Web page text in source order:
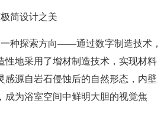
简设计之美
种探索方向——通过数字制造技术，
性地采用了增材制造技术，实现材料
感源自岩石侵蚀后的自然形态，内壁
成为浴室空间中鲜明大胆的视觉焦